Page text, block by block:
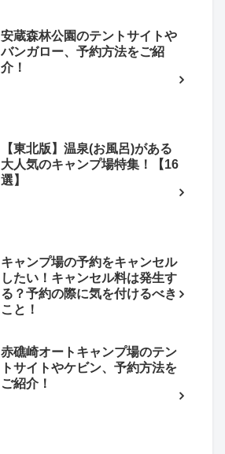
安蔵森林公園のテントサイトや
バンガロー、予約方法をご紹
介！
【東北版】温泉(お風呂)がある
大人気のキャンプ場特集！【16
選】
キャンプ場の予約をキャンセル
したい！キャンセル料は発生す
る？予約の際に気を付けるべき
こと！
赤礁崎オートキャンプ場のテン
トサイトやケビン、予約方法を
ご紹介！